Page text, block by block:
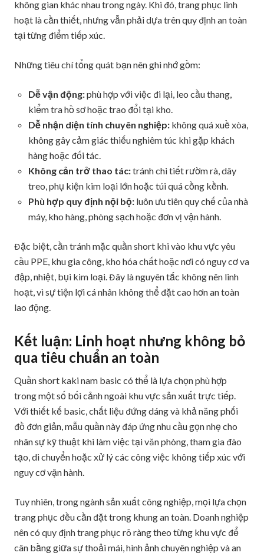
không gian khác nhau trong ngày. Khi đó, trang phục linh
hoạt là cần thiết, nhưng vẫn phải dựa trên quy định an toàn
tại từng điểm tiếp xúc.
Những tiêu chí tổng quát bạn nên ghi nhớ gồm:
Dễ vận động:phù hợp với việc đi lại, leo cầu thang,
kiểm tra hồ sơ hoặc trao đổi tại kho.
Dễ nhận diện tính chuyên nghiệp: không quá xuề xòa,
không gây cảm giác thiếu nghiêm túc khi gặp khách
hàng hoặc đối tác.
Không cản trở thao tác:tránh chi tiết rườm rà, dây
treo, phụ kiện kim loại lớn hoặc túi quá cồng kềnh.
Phù hợp quy định nội bộ: luôn ưu tiên quy chế của nhà
máy, kho hàng, phòng sạch hoặc đơn vị vận hành.
Đặc biệt, cần tránh mặc quần short khi vào khu vực yêu
cầu PPE, khu gia công, kho hóa chất hoặc nơi có nguy cơ va
đập, nhiệt, bụi kim loại. Đây là nguyên tắc không nên linh
hoạt, vì sự tiện lợi cá nhân không thể đặt cao hơn an toàn
lao động.
Kết luận: Linh hoạt nhưng không bỏ
qua tiêu chuẩn an toàn
Quần short kaki nam basic có thể là lựa chọn phù hợp
trong một số bối cảnh ngoài khu vực sản xuất trực tiếp.
Với thiết kế basic, chất liệu đứng dáng và khả năng phối
đồ đơn giản, mẫu quần này đáp ứng nhu cầu gọn nhẹ cho
nhân sự kỹ thuật khi làm việc tại văn phòng, tham gia đào
tạo, di chuyển hoặc xử lý các công việc không tiếp xúc với
nguy cơ vận hành.
Tuy nhiên, trong ngành sản xuất công nghiệp, mọi lựa chọn
trang phục đều cần đặt trong khung an toàn. Doanh nghiệp
nên có quy định trang phục rõ ràng theo từng khu vực để
cân bằng giữa sự thoải mái, hình ảnh chuyên nghiệp và an